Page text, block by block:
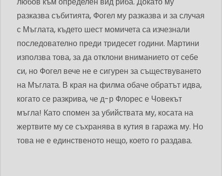
разказва събитията, Фогел му разказва и за случая
с Мъглата, където шест момичета са изчезнали
последователно преди тридесет години. Мартини
използва това, за да отклони вниманието от себе
си, но Фогел вече не е сигурен за съществуването
на Мъглата. В края на филма обаче обратът идва,
когато се разкрива, че д-р Флорес е Човекът
мъгла! Като спомен за убийствата му, косата на
жертвите му се съхранява в кутия в гаража му. Но
това не е единственото нещо, което го раздава.